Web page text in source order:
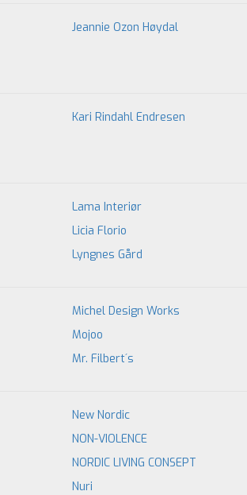
Jeannie Ozon Høydal
Kari Rindahl Endresen
Lama Interiør
Licia Florio
Lyngnes Gård
Michel Design Works
Mojoo
Mr. Filbert´s
New Nordic
NON-VIOLENCE
NORDIC LIVING CONSEPT
Nuri